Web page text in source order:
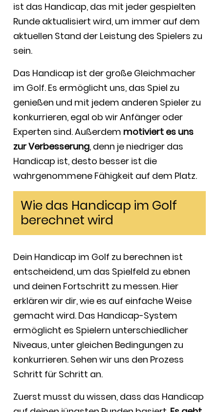
ist das Handicap, das mit jeder gespielten
Runde aktualisiert wird, um immer auf dem
aktuellen Stand der Leistung des Spielers zu
sein.
Das Handicap ist der große Gleichmacher
im Golf. Es ermöglicht uns, das Spiel zu
genießen und mit jedem anderen Spieler zu
konkurrieren, egal ob wir Anfänger oder
Experten sind. Außerdem motiviert es uns
zur Verbesserung, denn je niedriger das
Handicap ist, desto besser ist die
wahrgenommene Fähigkeit auf dem Platz.
Wie das Handicap im Golf
berechnet wird
Dein Handicap im Golf zu berechnen ist
entscheidend, um das Spielfeld zu ebnen
und deinen Fortschritt zu messen. Hier
erklären wir dir, wie es auf einfache Weise
gemacht wird. Das Handicap-System
ermöglicht es Spielern unterschiedlicher
Niveaus, unter gleichen Bedingungen zu
konkurrieren. Sehen wir uns den Prozess
Schritt für Schritt an.
Zuerst musst du wissen, dass das Handicap